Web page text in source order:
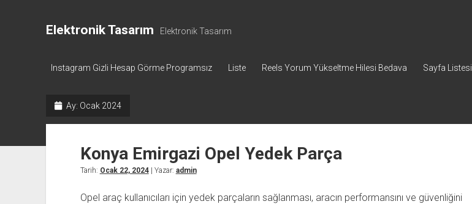
Elektronik Tasarım Elektronik Tasarım
Instagram Gizli Hesap Görme Programsız Liste Reels Yorum Yükseltme Hilesi Bedava Sayfa Listesi
Ay: Ocak 2024
Konya Emirgazi Opel Yedek Parça
Tarih: Ocak 22, 2024| Yazar: admin
Opel araç kullanıcıları için yedek parçaların sağlanması, aracın performansını ve güvenliğini